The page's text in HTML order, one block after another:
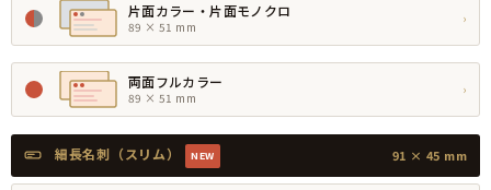
片面カラー・片面モノクロ
89 × 51 mm
›
両面フルカラー
89 × 51 mm
›
細長名刺（スリム） NEW 91 × 45 mm